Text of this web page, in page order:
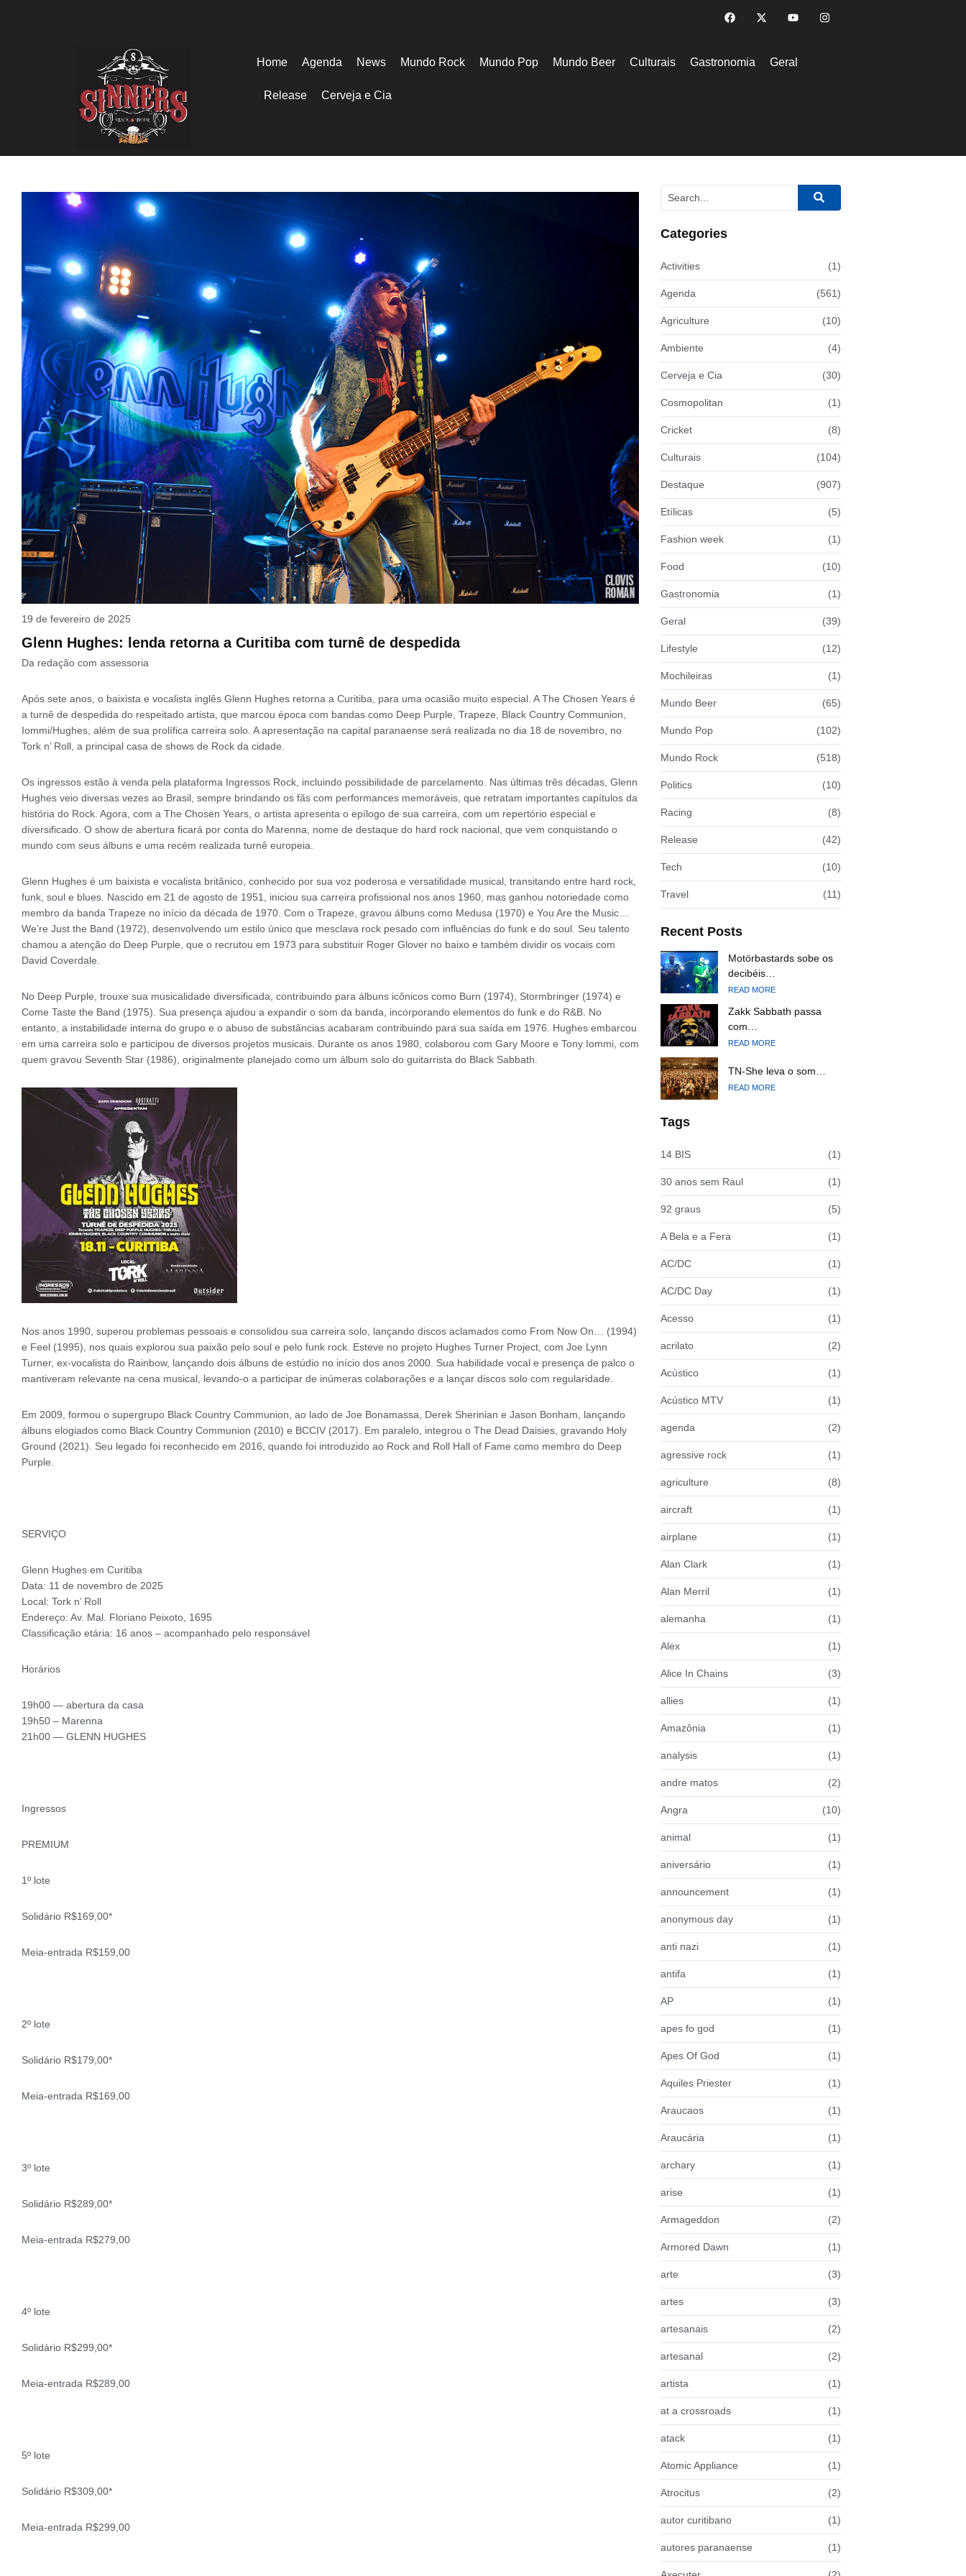
Home Agenda News Mundo Rock Mundo Pop Mundo Beer Culturais Gastronomia Geral
Release Cerveja e Cia
19 de fevereiro de 2025
Glenn Hughes: lenda retorna a Curitiba com turnê de despedida
Da redação com assessoria
Após sete anos, o baixista e vocalista inglês Glenn Hughes retorna a Curitiba, para uma ocasião muito especial. A The Chosen Years é
a turnê de despedida do respeitado artista, que marcou época com bandas como Deep Purple, Trapeze, Black Country Communion,
Iommi/Hughes, além de sua prolífica carreira solo. A apresentação na capital paranaense será realizada no dia 18 de novembro, no
Tork n’ Roll, a principal casa de shows de Rock da cidade.
Os ingressos estão à venda pela plataforma Ingressos Rock, incluindo possibilidade de parcelamento. Nas últimas três décadas, Glenn
Hughes veio diversas vezes ao Brasil, sempre brindando os fãs com performances memoráveis, que retratam importantes capítulos da
história do Rock. Agora, com a The Chosen Years, o artista apresenta o epílogo de sua carreira, com um repertório especial e
diversificado. O show de abertura ficará por conta do Marenna, nome de destaque do hard rock nacional, que vem conquistando o
mundo com seus álbuns e uma recém realizada turnê europeia.
Glenn Hughes é um baixista e vocalista britânico, conhecido por sua voz poderosa e versatilidade musical, transitando entre hard rock,
funk, soul e blues. Nascido em 21 de agosto de 1951, iniciou sua carreira profissional nos anos 1960, mas ganhou notoriedade como
membro da banda Trapeze no início da década de 1970. Com o Trapeze, gravou álbuns como Medusa (1970) e You Are the Music…
We’re Just the Band (1972), desenvolvendo um estilo único que mesclava rock pesado com influências do funk e do soul. Seu talento
chamou a atenção do Deep Purple, que o recrutou em 1973 para substituir Roger Glover no baixo e também dividir os vocais com
David Coverdale.
No Deep Purple, trouxe sua musicalidade diversificada, contribuindo para álbuns icônicos como Burn (1974), Stormbringer (1974) e
Come Taste the Band (1975). Sua presença ajudou a expandir o som da banda, incorporando elementos do funk e do R&B. No
entanto, a instabilidade interna do grupo e o abuso de substâncias acabaram contribuindo para sua saída em 1976. Hughes embarcou
em uma carreira solo e participou de diversos projetos musicais. Durante os anos 1980, colaborou com Gary Moore e Tony Iommi, com
quem gravou Seventh Star (1986), originalmente planejado como um álbum solo do guitarrista do Black Sabbath.
Nos anos 1990, superou problemas pessoais e consolidou sua carreira solo, lançando discos aclamados como From Now On… (1994)
e Feel (1995), nos quais explorou sua paixão pelo soul e pelo funk rock. Esteve no projeto Hughes Turner Project, com Joe Lynn
Turner, ex-vocalista do Rainbow, lançando dois álbuns de estúdio no início dos anos 2000. Sua habilidade vocal e presença de palco o
mantiveram relevante na cena musical, levando-o a participar de inúmeras colaborações e a lançar discos solo com regularidade.
Em 2009, formou o supergrupo Black Country Communion, ao lado de Joe Bonamassa, Derek Sherinian e Jason Bonham, lançando
álbuns elogiados como Black Country Communion (2010) e BCCIV (2017). Em paralelo, integrou o The Dead Daisies, gravando Holy
Ground (2021). Seu legado foi reconhecido em 2016, quando foi introduzido ao Rock and Roll Hall of Fame como membro do Deep
Purple.
SERVIÇO
Glenn Hughes em Curitiba
Data: 11 de novembro de 2025
Local: Tork n’ Roll
Endereço: Av. Mal. Floriano Peixoto, 1695
Classificação etária: 16 anos – acompanhado pelo responsável
Horários
19h00 — abertura da casa
19h50 – Marenna
21h00 — GLENN HUGHES
Ingressos
PREMIUM
1º lote
Solidário R$169,00*
Meia-entrada R$159,00
2º lote
Solidário R$179,00*
Meia-entrada R$169,00
3º lote
Solidário R$289,00*
Meia-entrada R$279,00
4º lote
Solidário R$299,00*
Meia-entrada R$289,00
5º lote
Solidário R$309,00*
Meia-entrada R$299,00
Categories
Activities (1)
Agenda (561)
Agriculture (10)
Ambiente (4)
Cerveja e Cia (30)
Cosmopolitan (1)
Cricket (8)
Culturais (104)
Destaque (907)
Etílicas (5)
Fashion week (1)
Food (10)
Gastronomia (1)
Geral (39)
Lifestyle (12)
Mochileiras (1)
Mundo Beer (65)
Mundo Pop (102)
Mundo Rock (518)
Politics (10)
Racing (8)
Release (42)
Tech (10)
Travel (11)
Recent Posts
Motörbastards sobe os
decibéis…
READ MORE
Zakk Sabbath passa
com…
READ MORE
TN-She leva o som…
READ MORE
Tags
14 BIS (1)
30 anos sem Raul (1)
92 graus (5)
A Bela e a Fera (1)
AC/DC (1)
AC/DC Day (1)
Acesso (1)
acrilato (2)
Acústico (1)
Acústico MTV (1)
agenda (2)
agressive rock (1)
agriculture (8)
aircraft (1)
airplane (1)
Alan Clark (1)
Alan Merril (1)
alemanha (1)
Alex (1)
Alice In Chains (3)
allies (1)
Amazônia (1)
analysis (1)
andre matos (2)
Angra (10)
animal (1)
aniversário (1)
announcement (1)
anonymous day (1)
anti nazi (1)
antifa (1)
AP (1)
apes fo god (1)
Apes Of God (1)
Aquiles Priester (1)
Araucaos (1)
Araucária (1)
archary (1)
arise (1)
Armageddon (2)
Armored Dawn (1)
arte (3)
artes (3)
artesanais (2)
artesanal (2)
artista (1)
at a crossroads (1)
atack (1)
Atomic Appliance (1)
Atrocitus (2)
autor curitibano (1)
autores paranaense (1)